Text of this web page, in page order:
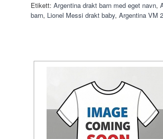
Etikett: Argentina drakt barn med eget navn,
barn, Lionel Messi drakt baby, Argentina VM